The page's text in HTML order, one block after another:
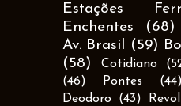
Estações
Enchentes
(68)
Av. Brasil
(59)
(58)
Cotidiano
(46)
Pontes (44)
Deodoro
(43)